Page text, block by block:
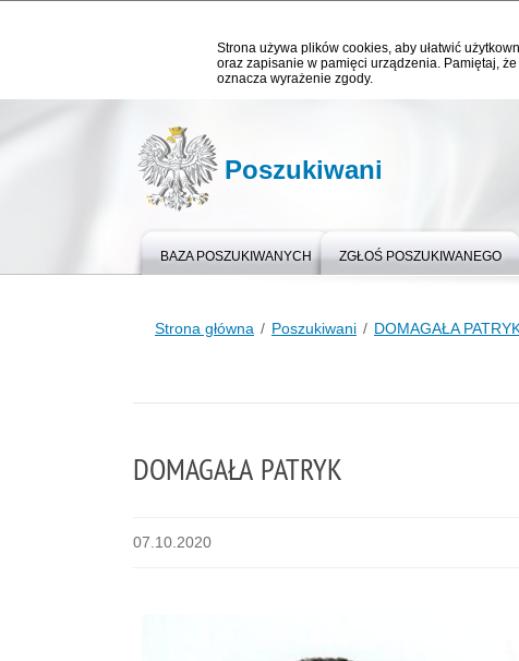
Strona używa plików cookies, aby ułatwić
oraz zapisanie w pamięci urządzenia. Pamiętaj,
oznacza wyrażenie zgody.
Poszukiwani
BAZA POSZUKIWANYCH ZGŁOŚ POSZUKIWANEGO
Strona główna Poszukiwani DOMAGAŁA
DOMAGAŁA PATRYK
07.10.2020